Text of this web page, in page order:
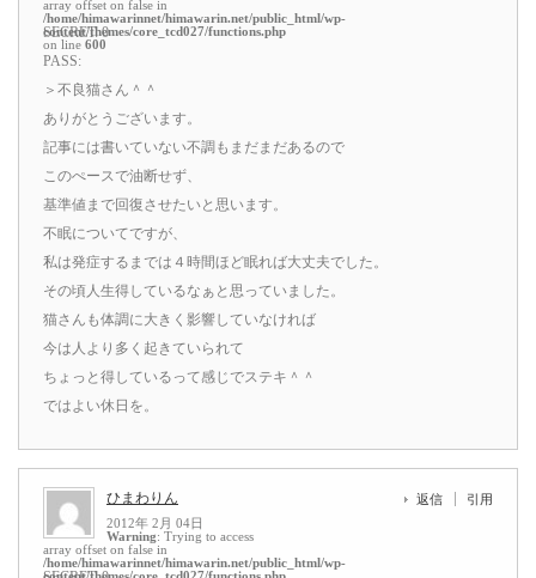
array offset on false in
/home/himawarinnet/himawarin.net/public_html/wp-
content/themes/core_tcd027/functions.php
on line 600
SECRET: 0
PASS:
＞不良猫さん＾＾
ありがとうございます。
記事には書いていない不調もまだまだあるので
このぺースで油断せず、
基準値まで回復させたいと思います。
不眠についてですが、
私は発症するまでは４時間ほど眠れば大丈夫でした。
その頃人生得しているなぁと思っていました。
猫さんも体調に大きく影響していなければ
今は人より多く起きていられて
ちょっと得しているって感じでステキ＾＾
ではよい休日を。
ひまわりん
2012年 2月 04日
Warning: Trying to access
array offset on false in
/home/himawarinnet/himawarin.net/public_html/wp-
返信 引用